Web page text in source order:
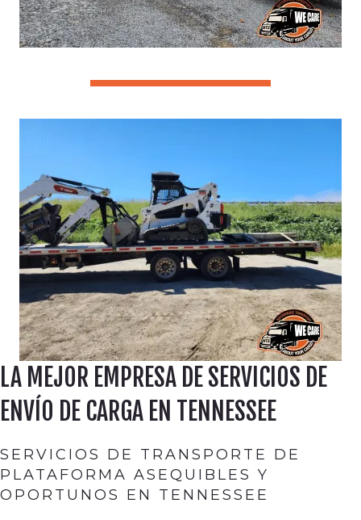
LA MEJOR EMPRESA DE SERVICIOS DE
ENVÍO DE CARGA EN TENNESSEE
SERVICIOS DE TRANSPORTE DE
PLATAFORMA ASEQUIBLES Y
OPORTUNOS EN TENNESSEE